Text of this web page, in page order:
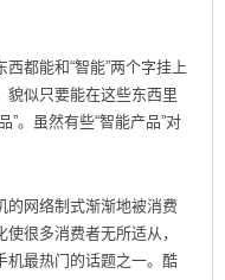
都能和“智能”两个字挂上
貌似只要能在这些东西里
”。虽然有些“智能产品”对
网络制式渐渐地被消费
很多消费者无所适从，
机最热门的话题之一。酷